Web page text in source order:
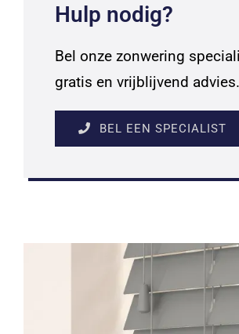
Hulp nodig?
Bel onze zonwering
gratis en vrijblijvend advies.
BEL EEN SPECIALIST